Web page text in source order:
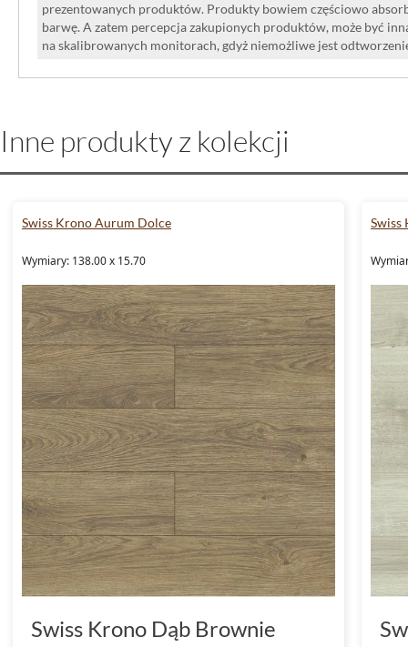
prezentowanych produktów. Produkty bowiem częściowo
barwę. A zatem percepcja zakupionych produktów, może być
na skalibrowanych monitorach, gdyż niemożliwe jest
Inne produkty z kolekcji
Swiss Krono Aurum Dolce
Wymiary: 138.00 x 15.70
Swiss Krono Dąb Brownie
Swiss